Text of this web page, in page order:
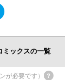
ミックスの一覧
が必要です）